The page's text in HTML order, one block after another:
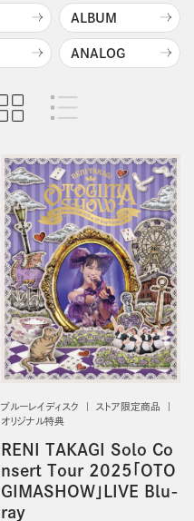
ALBUM
ANALOG
ブルーレイディスク
ストア限定商品
オリジナル特典
RENI TAKAGI Solo Co
nsert Tour 2025「OTO
GIMASHOW」LIVE Blu-
ray